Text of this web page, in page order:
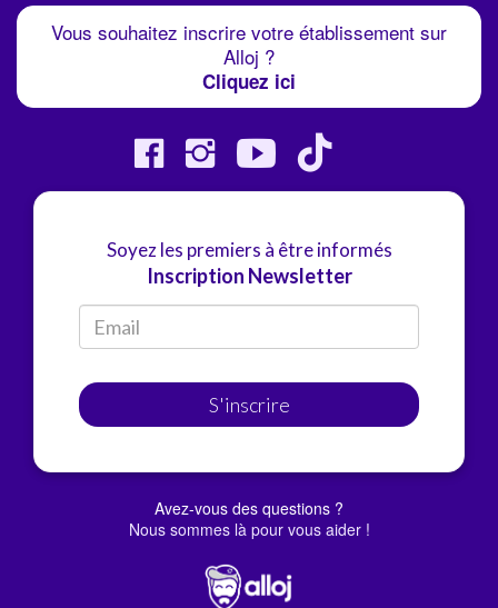
Vous souhaitez inscrire votre établissement sur
Alloj ?
Cliquez ici
Soyez les premiers à être informés
Inscription Newsletter
S'inscrire
Avez-vous des questions ?
Nous sommes là pour vous aider !